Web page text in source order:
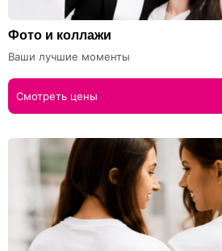
Фото и коллажи
Ваши лучшие моменты
Смотреть цены